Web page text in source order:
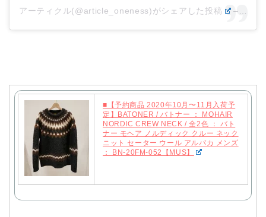
アーティクル(@article_oneness)がシェアした投稿 –
■【予約商品 2020年10月〜11月入荷予
定】BATONER / バトナー ： MOHAIR
NORDIC CREW NECK / 全2色 ： バト
ナー モヘア ノルディック クルー ネック
ニット セーター ウール アルパカ メンズ
： BN-20FM-052【MUS】